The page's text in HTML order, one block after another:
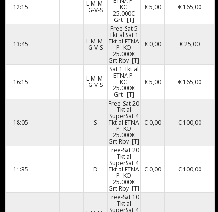
12:15 L-M-M-
G-V-S KO
25.000€
Grt [T]
€ 5,00 € 165,00
13:45 L-M-M-
G-V-S
Free-Sat 5
Tkt al Sat 1
Tkt al ETNA
P- KO
25.000€
Grt Rby [T]
€ 0,00 € 25,00
16:15 L-M-M-
G-V-S
Sat 1 Tkt al
ETNA P-
KO
25.000€
Grt [T]
€ 5,00 € 165,00
18:05 S
Free-Sat 20
Tkt al
SuperSat 4
Tkt al ETNA
P- KO
25.000€
Grt Rby [T]
€ 0,00 € 100,00
11:35 D
Free-Sat 20
Tkt al
SuperSat 4
Tkt al ETNA
P- KO
25.000€
Grt Rby [T]
€ 0,00 € 100,00
Free-Sat 10
Tkt al
SuperSat 4